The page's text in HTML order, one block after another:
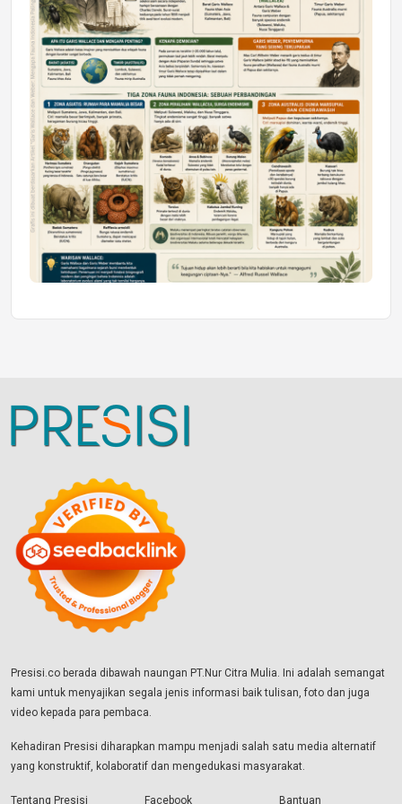
Presisi.co berada dibawah naungan PT.Nur Citra Mulia. Ini adalah semangat
kami untuk menyajikan segala jenis informasi baik tulisan, foto dan juga
video kepada para pembaca.
Kehadiran Presisi diharapkan mampu menjadi salah satu media alternatif
yang konstruktif, kolaboratif dan mengedukasi masyarakat.
Tentang Presisi Facebook Bantuan